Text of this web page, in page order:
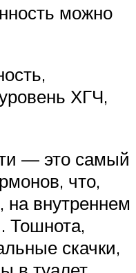
можно
ХГЧ,
— это самый
что,
на внутреннем
Тошнота,
скачки,